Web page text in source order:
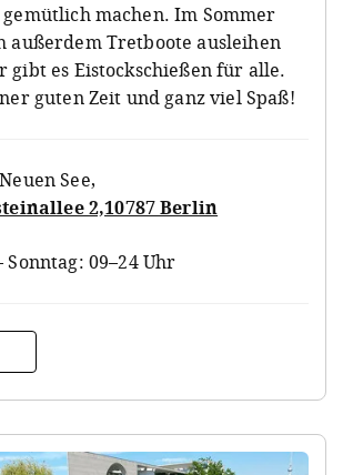
machen. Im Sommer
außerdem Tretboote ausleihen
gibt es Eistockschießen für alle.
guten Zeit und ganz viel Spaß!
See,
2,10787 Berlin
Sonntag: 09–24 Uhr